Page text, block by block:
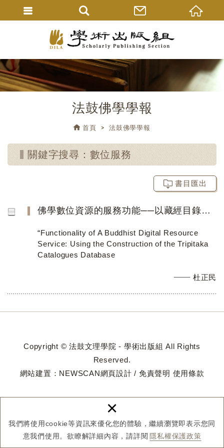
我們將使用cookie等資訊來優化您的體驗，繼續瀏覽即表示您同
意我們使用。欲瞭解詳細內容，請詳閱 隱私權保護政策
×
法鼓佛學學報
首頁 法鼓佛學學報
關鍵字搜尋：數位服務
書目匯出
佛學數位資源的服務功能──以藏經目錄資料庫的建置為例
“Functionality of A Buddhist Digital Resource
Service: Using the Construction of the Tripitaka
Catalogues Database
杜正民
Copyright © 法鼓文理學院 - 學術出版組 All Rights
Reserved.
網站建置： NEWSCAN網頁設計 / 免責聲明 使用條款